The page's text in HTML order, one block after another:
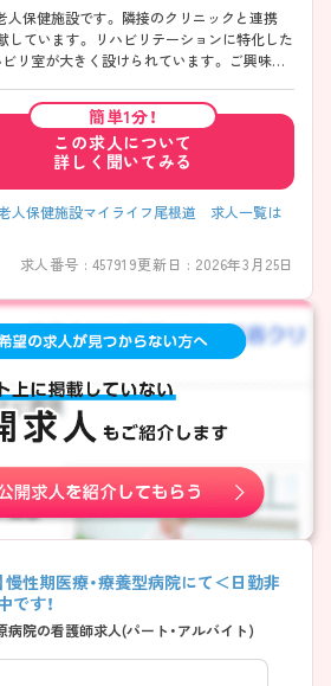
保健施設です。 隣接のクリニックと連携
しています。 リハビリテーションに特化した
リ室が大きく設けられています。 ご興味あ
簡単1分！
この求人について
詳しく聞いてみる
人保健施設マイライフ尾根道 求人一覧は
求人番号 : 457919更新日 : 2026年3月25日
慢性期医療・療養型病院にて＜日勤非
です！
院の看護師求人(パート・アルバイト)